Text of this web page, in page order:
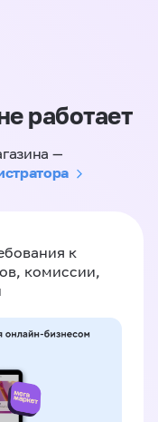
работает
—
к
комиссии,